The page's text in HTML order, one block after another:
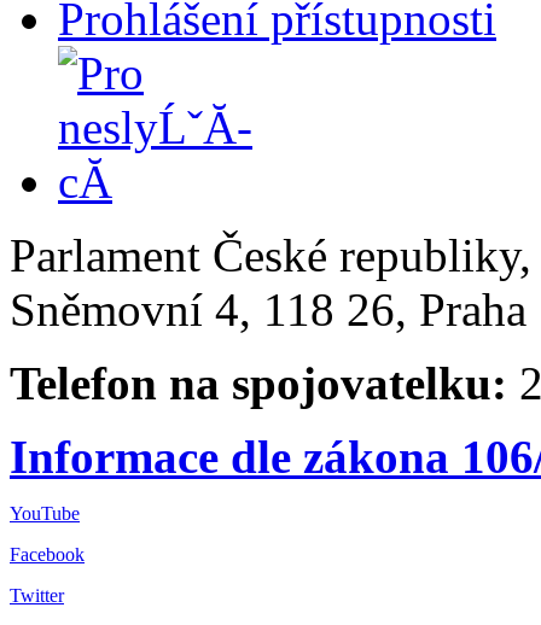
Prohlášení přístupnosti
Parlament České
Sněmovní 4, 118 26,
Telefon na spojovatelku:
Informace dle zákona
YouTube
Facebook
Twitter